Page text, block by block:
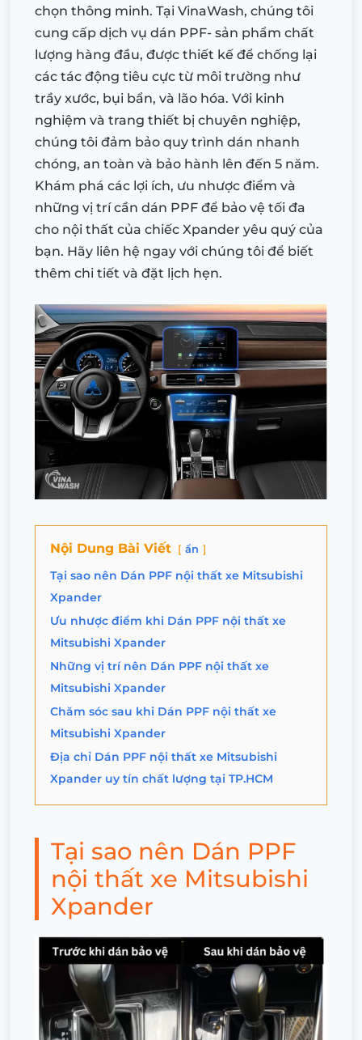
chọn thông minh. Tại VinaWash, chúng tôi
cung cấp dịch vụ dán PPF- sản phẩm chất
lượng hàng đầu, được thiết kế để chống lại
các tác động tiêu cực từ môi trường như
trầy xước, bụi bẩn, và lão hóa. Với kinh
nghiệm và trang thiết bị chuyên nghiệp,
chúng tôi đảm bảo quy trình dán nhanh
chóng, an toàn và bảo hành lên đến 5 năm.
Khám phá các lợi ích, ưu nhược điểm và
những vị trí cần dán PPF để bảo vệ tối đa
cho nội thất của chiếc Xpander yêu quý của
bạn. Hãy liên hệ ngay với chúng tôi để biết
thêm chi tiết và đặt lịch hẹn.
Nội Dung Bài Viết ẩn
Tại sao nên Dán PPF nội thất xe Mitsubishi
Xpander
Ưu nhược điểm khi Dán PPF nội thất xe
Mitsubishi Xpander
Những vị trí nên Dán PPF nội thất xe
Mitsubishi Xpander
Chăm sóc sau khi Dán PPF nội thất xe
Mitsubishi Xpander
Địa chỉ Dán PPF nội thất xe Mitsubishi
Xpander uy tín chất lượng tại TP.HCM
Tại sao nên Dán PPF
nội thất xe Mitsubishi
Xpander